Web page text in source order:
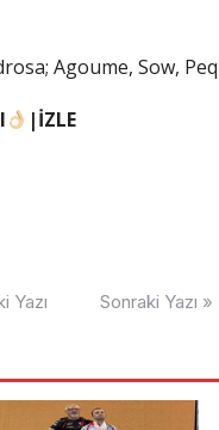
Agoume, Sow,
|İZLE
Yazı Sonraki Yazı »